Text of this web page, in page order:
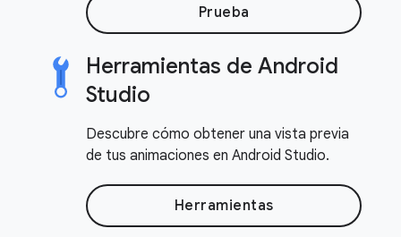
Prueba
Herramientas de Android
Studio
Descubre cómo obtener una vista previa
de tus animaciones en Android Studio.
Herramientas